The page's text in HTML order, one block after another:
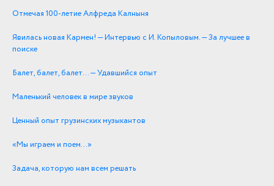
Отмечая 100-летие Алфреда Калныня
Явилась новая Кармен! — Интервью с И. Копыловым. — За лучшее в
поиске
Балет, балет, балет… — Удавшийся опыт
Маленький человек в мире звуков
Ценный опыт грузинских музыкантов
«Мы играем и поем…»
Задача, которую нам всем решать